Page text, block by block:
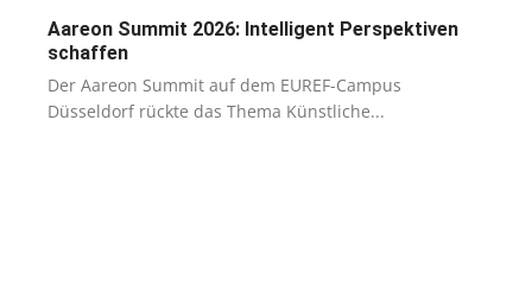
Aareon Summit 2026: Intelligent Perspektiven
schaffen
Der Aareon Summit auf dem EUREF-Campus
Düsseldorf rückte das Thema Künstliche...